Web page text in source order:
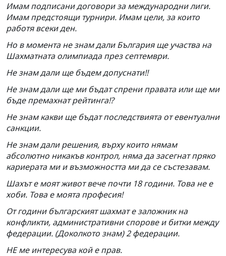
Имам подписани договори за международни лиги.
Имам предстоящи турнири. Имам цели, за които
работя всеки ден.
Но в момента не знам дали България ще участва на
Шахматната олимпиада през септември.
Не знам дали ще бъдем допуснати!!
Не знам дали ще ми бъдат спрени правата или ще ми
бъде премахнат рейтинга!?
Не знам какви ще бъдат последствията от евентуални
санкции.
Не знам дали решения, върху които нямам
абсолютно никакъв контрол, няма да засегнат пряко
кариерата ми и възможността ми да се състезавам.
Шахът е моят живот вече почти 18 години. Това не е
хоби. Това е моята професия!
От години българският шахмат е заложник на
конфликти, административни спорове и битки между
федерации. (Доколкото знам) 2 федерации.
НЕ ме интересува кой е прав.